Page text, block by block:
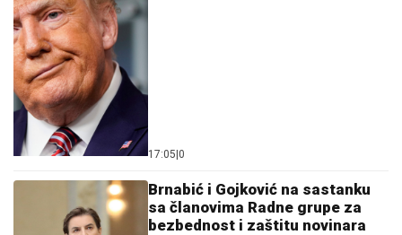
17:05 0
Brnabić i Gojković na sastanku
sa članovima Radne grupe za
bezbednost i zaštitu novinara